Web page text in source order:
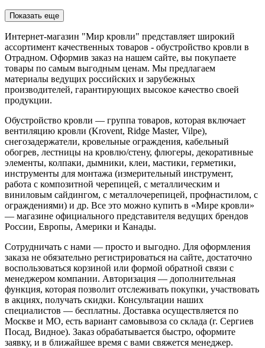
Показать еще
Интернет-магазин "Мир кровли" представляет широкий
ассортимент качественных товаров - обустройство кровли в
Отрадном. Оформив заказ на нашем сайте, вы покупаете
товары по самым выгодным ценам. Мы предлагаем
материалы ведущих российских и зарубежных
производителей, гарантирующих высокое качество своей
продукции.
Обустройство кровли — группа товаров, которая включает
вентиляцию кровли (Krovent, Ridge Master, Vilpe),
снегозадержатели, кровельные ограждения, кабельный
обогрев, лестницы на кровлю/стену, флюгеры, декоративные
элементы, колпаки, дымники, клеи, мастики, герметики,
инструменты для монтажа (измерительный инструмент,
работа с композитной черепицей, с металлическим и
виниловым сайдингом, с металлочерепицей, профнастилом, с
ограждениями) и др. Все это можно купить в «Мире кровли»
— магазине официального представителя ведущих брендов
России, Европы, Америки и Канады.
Сотрудничать с нами — просто и выгодно. Для оформления
заказа не обязательно регистрироваться на сайте, достаточно
воспользоваться корзиной или формой обратной связи с
менеджером компании. Авторизация — дополнительная
функция, которая позволит отслеживать покупки, участвовать
в акциях, получать скидки. Консультации наших
специалистов — бесплатны. Доставка осуществляется по
Москве и МО, есть вариант самовывоза со склада (г. Сергиев
Посад, Видное). Заказ обрабатывается быстро, оформите
заявку, и в ближайшее время с вами свяжется менеджер.